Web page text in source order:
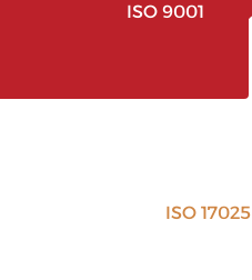
ISO 9001
ISO 17025